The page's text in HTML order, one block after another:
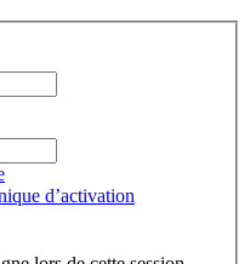
d’activation